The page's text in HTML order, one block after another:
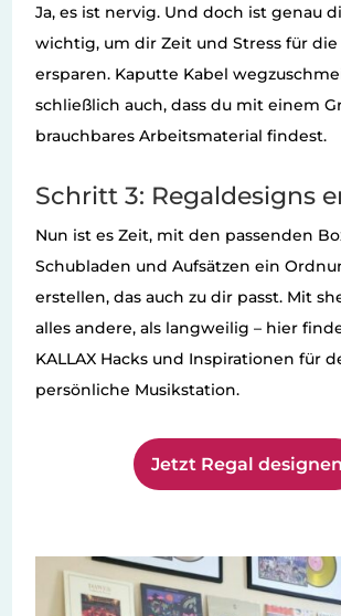
Ja, es ist nervig. Und doch ist genau
wichtig, um dir Zeit und Stress für
ersparen. Kaputte Kabel
schließlich auch, dass du mit einem
brauchbares Arbeitsmaterial findest.
Schritt 3: Regaldesigns
Nun ist es Zeit, mit den passenden
Schubladen und Aufsätzen ein
erstellen, das auch zu dir passt. Mit
alles andere, als langweilig – hier
KALLAX Hacks und Inspirationen für
persönliche Musikstation.
Jetzt Regal designen